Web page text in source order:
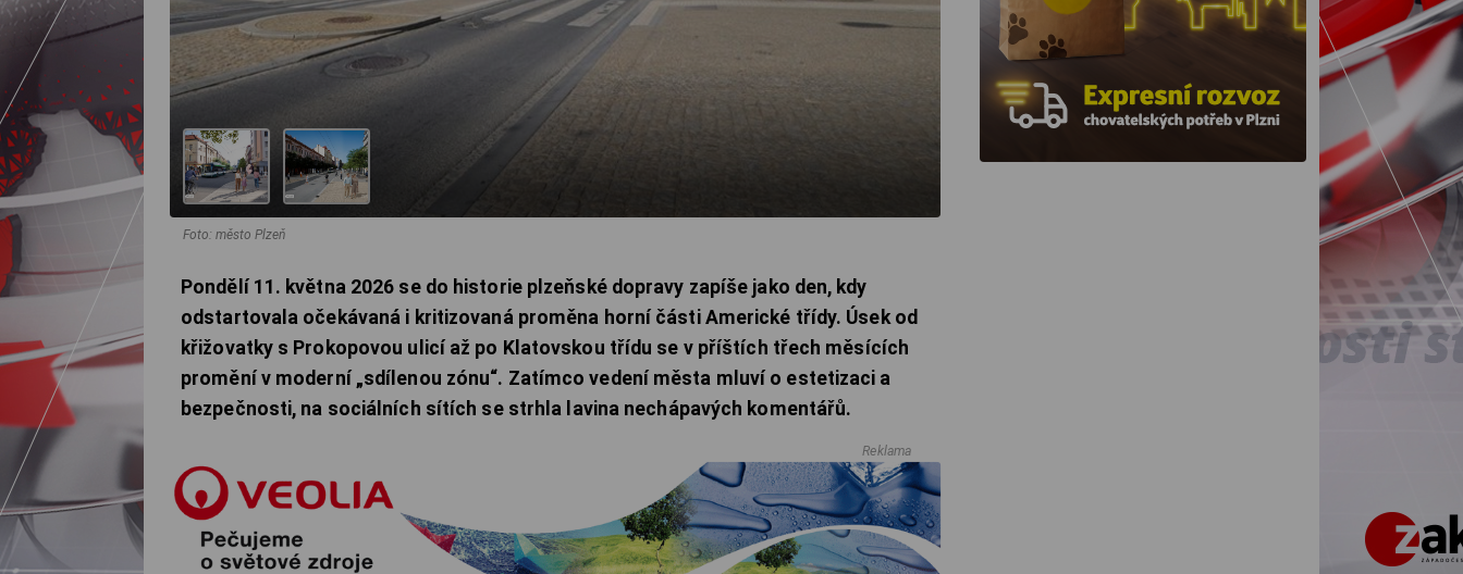
Foto: město Plzeň
Pondělí 11. května 2026 se do historie plzeňské dopravy zapíše jako den, kdy
odstartovala očekávaná i kritizovaná proměna horní části Americké třídy. Úsek od
křižovatky s Prokopovou ulicí až po Klatovskou třídu se v příštích třech měsících
promění v moderní „sdílenou zónu“. Zatímco vedení města mluví o estetizaci a
bezpečnosti, na sociálních sítích se strhla lavina nechápavých komentářů.
Reklama